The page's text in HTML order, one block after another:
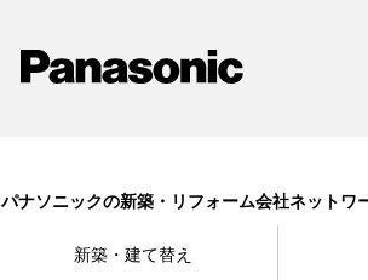
パナソニックの新築・リフォーム会社ネットワ
新築・建て替え